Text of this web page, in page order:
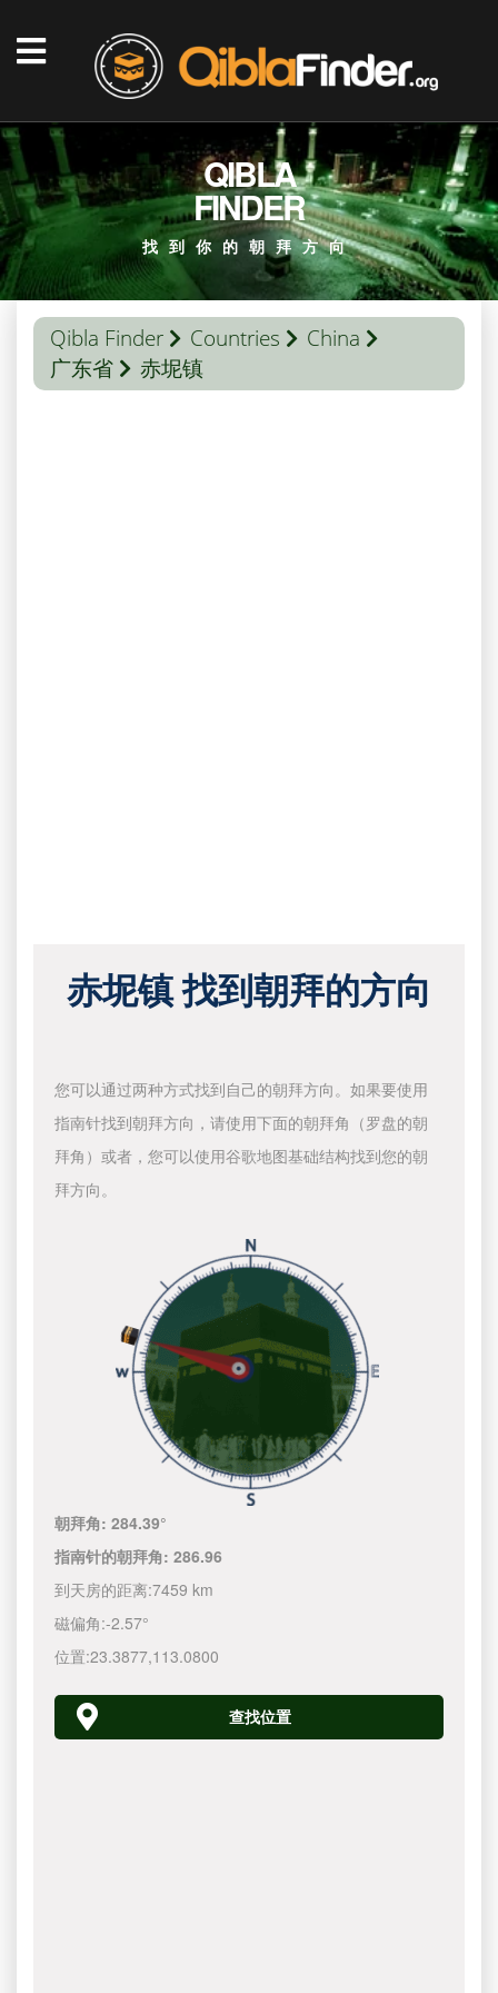
QIBLA
FINDER
找到你的朝拜方向
Qibla Finder Countries
China
广东省
赤坭镇
赤坭镇 找到朝拜的方向
您可以通过两种方式找到自己的朝拜方向。如果要使用
指南针找到朝拜方向，请使用下面的朝拜角（罗盘的朝
拜角）或者，您可以使用谷歌地图基础结构找到您的朝
拜方向。
朝拜角:284.39°
指南针的朝拜角:286.96
到天房的距离:7459 km
磁偏角:-2.57°
位置:23.3877,113.0800
查找位置